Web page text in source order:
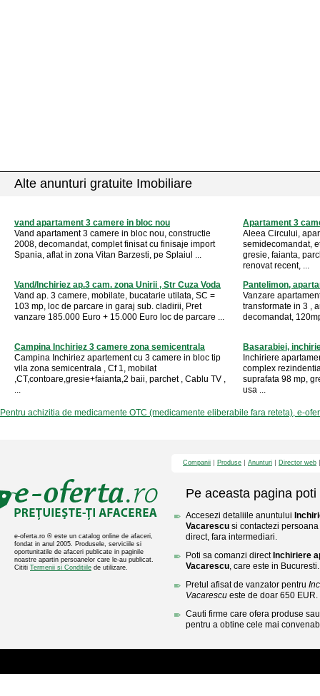
Alte anunturi gratuite Imobiliare
vand apartament 3 camere in bloc nou
Vand apartament 3 camere in bloc nou, constructie
2008, decomandat, complet finisat cu finisaje import
Spania, aflat in zona Vitan Barzesti, pe Splaiul ...
Apartament 3
Aleea Circului,
semidecomandat,
gresie, faianta,
renovat recent, ...
Vand/Inchiriez ap.3 cam. zona Unirii , Str Cuza Voda
Vand ap. 3 camere, mobilate, bucatarie utilata, SC =
103 mp, loc de parcare in garaj sub. cladirii, Pret
vanzare 185.000 Euro + 15.000 Euro loc de parcare ...
Pantelimon,
Vanzare
transformate in 3 ,
decomandat,
Campina Inchiriez 3 camere zona semicentrala
Campina Inchiriez apartement cu 3 camere in bloc tip
vila zona semicentrala , Cf 1, mobilat
,CT,contoare,gresie+faianta,2 baii, parchet , Cablu TV ,
...
Basarabiei,
Inchiriere
complex
suprafata 98 mp,
usa ...
Pentru achizitia de medicamente OTC (medicamente eliberabile fara reteta), e-
e-oferta.ro ® este un catalog online de afaceri,
fondat in anul 2005. Produsele, serviciile si
oportunitatile de afaceri publicate in paginile
noastre apartin persoanelor care le-au publicat.
Cititi Termenii si Conditiile de utilizare.
Companii Produse Anunturi Director web
Pe aceasta pagina poti
Accesezi detaliile anuntului
Vacarescu si contactezi
direct, fara intermediari.
Poti sa comanzi direct Inchiriere
Vacarescu, care este in Bucuresti.
Pretul afisat de vanzator pentru
Vacarescu este de doar 650 EUR.
Cauti firme care ofera produse
pentru a obtine cele mai